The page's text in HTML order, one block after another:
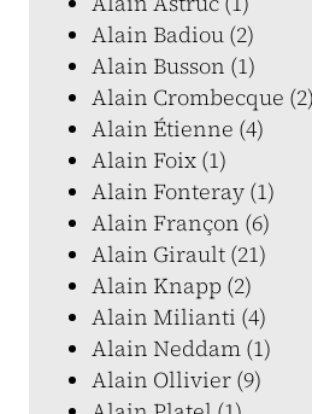
Alain Badiou (2)
Alain Busson (1)
Alain Crombecque (2)
Alain Étienne (4)
Alain Foix (1)
Alain Fonteray (1)
Alain Françon (6)
Alain Girault (21)
Alain Knapp (2)
Alain Milianti (4)
Alain Neddam (1)
Alain Ollivier (9)